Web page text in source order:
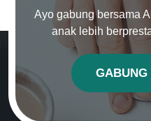
Ayo gabung bersama
anak lebih
GABUNG